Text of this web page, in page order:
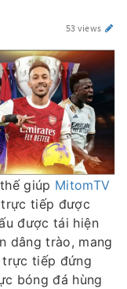
53 views
giúp MitomTV
tiếp được
được tái hiện
dâng trào, mang
trực tiếp đứng
bóng đá hùng